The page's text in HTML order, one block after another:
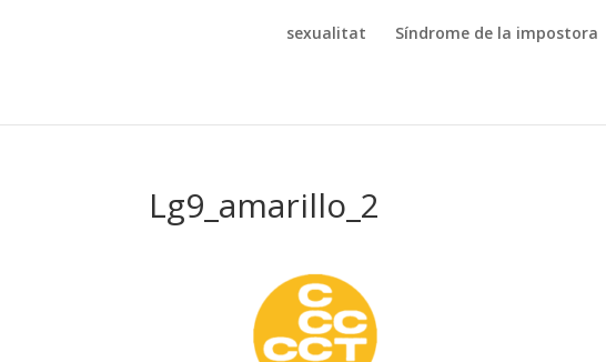
sexualitat Síndrome de la impostora
Lg9_amarillo_2